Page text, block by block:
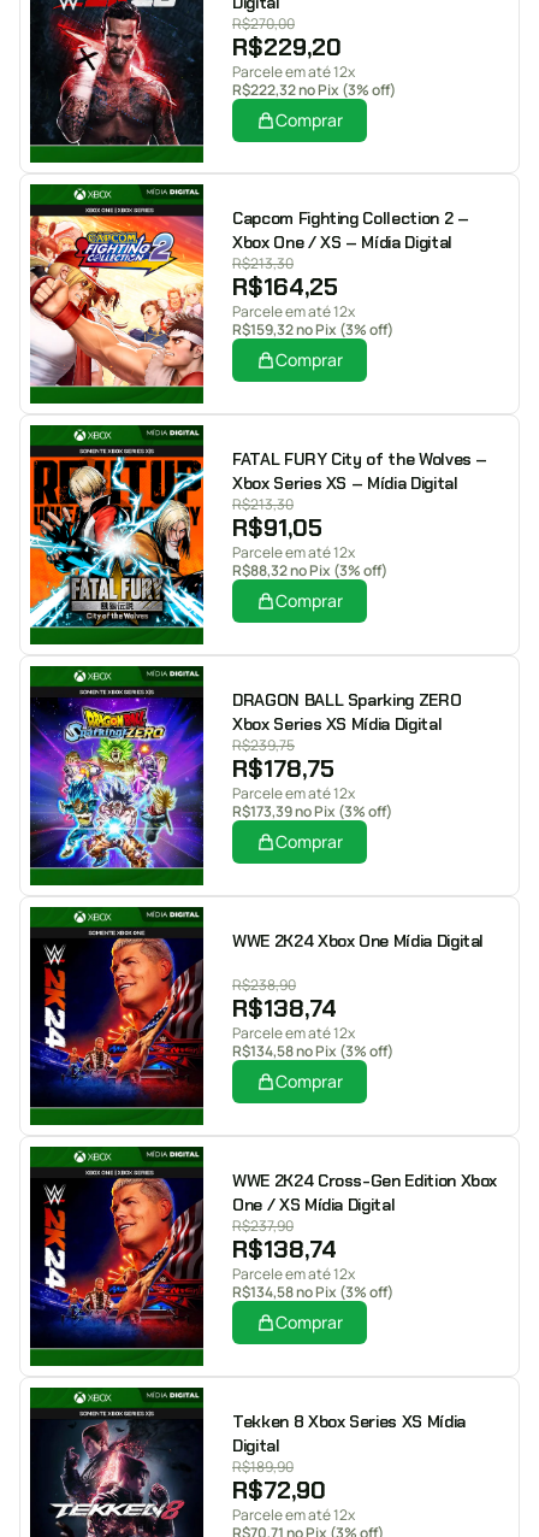
R$270,00
R$229,20
Parcele em até 12x
R$222,32no Pix (3% off)
Comprar
Capcom Fighting Collection 2 –
Xbox One / XS – Mídia Digital
R$213,30
R$164,25
Parcele em até 12x
R$159,32no Pix (3% off)
Comprar
FATAL FURY City of the Wolves –
Xbox Series XS – Mídia Digital
R$213,30
R$91,05
Parcele em até 12x
R$88,32no Pix (3% off)
Comprar
DRAGON BALL Sparking ZERO
Xbox Series XS Mídia Digital
R$239,75
R$178,75
Parcele em até 12x
R$173,39no Pix (3% off)
Comprar
WWE 2K24 Xbox One Mídia Digital
R$238,90
R$138,74
Parcele em até 12x
R$134,58no Pix (3% off)
Comprar
WWE 2K24 Cross-Gen Edition Xbox
One / XS Mídia Digital
R$237,90
R$138,74
Parcele em até 12x
R$134,58no Pix (3% off)
Comprar
Tekken 8 Xbox Series XS Mídia
Digital
R$189,90
R$72,90
Parcele em até 12x
R$70,71no Pix (3% off)